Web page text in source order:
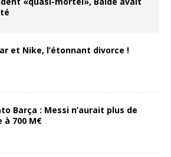
et Nike, l’étonnant divorce !
Barça : Messi n’aurait plus de
à 700 M€